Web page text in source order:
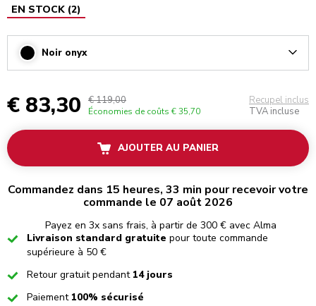
EN STOCK (2)
Noir onyx
€ 83,30 € 119,00
Économies de coûts € 35,70
Recupel inclus
TVA incluse
AJOUTER AU PANIER
Commandez dans 15 heures, 33 min pour recevoir votre
commande le 07 août 2026
Payez en 3x sans frais, à partir de 300 € avec Alma
CheckedLivraison standard gratuite pour toute commande
supérieure à 50 €
CheckedRetour gratuit pendant 14 jours
CheckedPaiement 100% sécurisé